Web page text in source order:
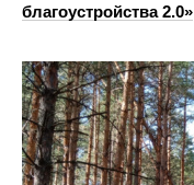
благоустройства 2.0»